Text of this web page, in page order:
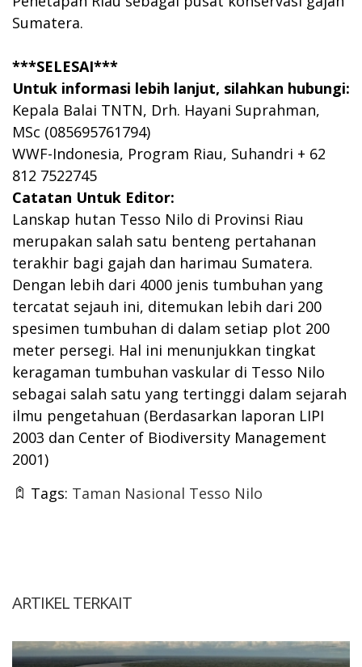
Sumatera.
***SELESAI***
Untuk informasi lebih lanjut, silahkan hubungi:
Kepala Balai TNTN, Drh. Hayani Suprahman,
MSc (085695761794)
WWF-Indonesia, Program Riau, Suhandri + 62
812 7522745
Catatan Untuk Editor:
Lanskap hutan Tesso Nilo di Provinsi Riau
merupakan salah satu benteng pertahanan
terakhir bagi gajah dan harimau Sumatera.
Dengan lebih dari 4000 jenis tumbuhan yang
tercatat sejauh ini, ditemukan lebih dari 200
spesimen tumbuhan di dalam setiap plot 200
meter persegi. Hal ini menunjukkan tingkat
keragaman tumbuhan vaskular di Tesso Nilo
sebagai salah satu yang tertinggi dalam sejarah
ilmu pengetahuan (Berdasarkan laporan LIPI
2003 dan Center of Biodiversity Management
2001)
Tags: Taman Nasional Tesso Nilo
ARTIKEL TERKAIT